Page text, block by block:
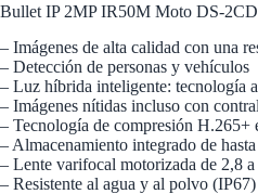
Bullet IP 2MP IR50M Moto DS-
– Imágenes de alta calidad con una
– Detección de personas y vehículos
– Luz híbrida inteligente: tecnología
– Imágenes nítidas incluso con
– Tecnología de compresión H.265+
– Almacenamiento integrado de
– Lente varifocal motorizada de 2,8
– Resistente al agua y al polvo (IP67)